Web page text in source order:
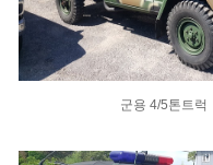
군용 4/5톤트럭